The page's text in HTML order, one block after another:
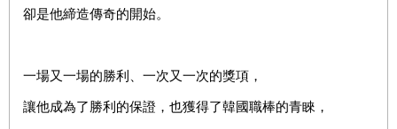
卻是他締造傳奇的開始。
一場又一場的勝利、一次又一次的獎項，
讓他成為了勝利的保證，也獲得了韓國職棒的青睞，